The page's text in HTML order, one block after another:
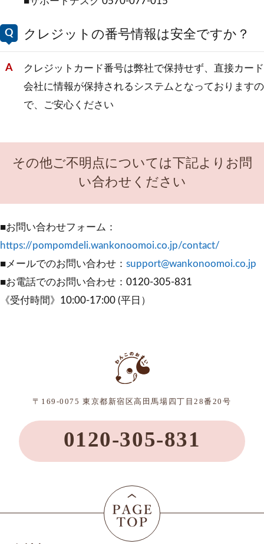
クレジットの番号情報は安全ですか？
クレジットカード番号は弊社で保持せず、直接カード
会社に情報が保持されるシステムとなっておりますの
で、ご安心ください
その他ご不明点については下記よりお問
い合わせください
■お問い合わせフォーム：
https://pompomdeli.wankonoomoi.co.jp/contact/
■メールでのお問い合わせ： support@wankonoomoi.co.jp
■お電話でのお問い合わせ：0120-305-831
《受付時間》10:00-17:00 (平日）
〒169-0075 東京都新宿区高田馬場四丁目28番20号
0120-305-831